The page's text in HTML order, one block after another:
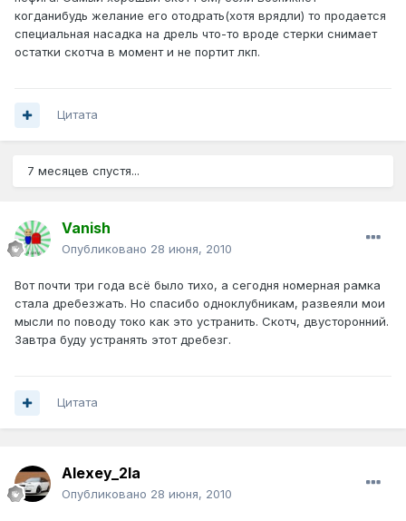
когданибудь желание его отодрать(хотя врядли) то продается
специальная насадка на дрель что-то вроде стерки снимает
остатки скотча в момент и не портит лкп.
Цитата
7 месяцев спустя...
Vanish
Опубликовано 28 июня, 2010
Вот почти три года всё было тихо, а сегодня номерная рамка
стала дребезжать. Но спасибо одноклубникам, развеяли мои
мысли по поводу токо как это устранить. Скотч, двусторонний.
Завтра буду устранять этот дребезг.
Цитата
Alexey_2la
Опубликовано 28 июня, 2010